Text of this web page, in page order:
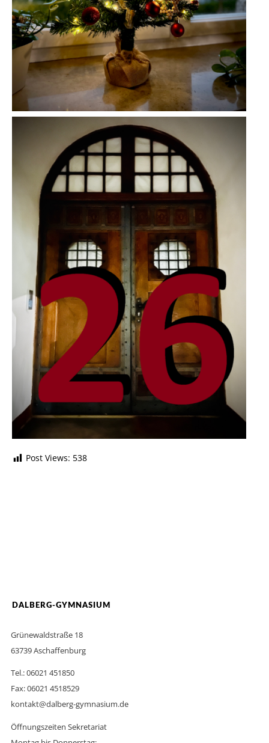
Post Views: 538
DALBERG-GYMNASIUM
Grünewaldstraße 18
63739 Aschaffenburg
Tel.: 06021 451850
Fax: 06021 4518529
kontakt@dalberg-gymnasium.de
Öffnungszeiten Sekretariat